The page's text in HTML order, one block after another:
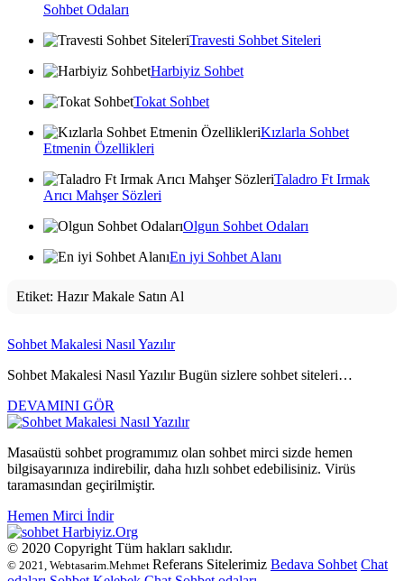
Sohbet Odaları
Travesti Sohbet Siteleri
Harbiyiz Sohbet
Tokat Sohbet
Kızlarla Sohbet
Etmenin Özellikleri
Taladro Ft Irmak
Arıcı Mahşer Sözleri
Olgun Sohbet Odaları
En iyi Sohbet Alanı
Etiket: Hazır Makale Satın Al
Sohbet Makalesi Nasıl Yazılır
Sohbet Makalesi Nasıl Yazılır Bugün sizlere sohbet siteleri…
DEVAMINI GÖR
Masaüstü sohbet programımız olan sohbet mirci sizde hemen
bilgisayarınıza indirebilir, daha hızlı sohbet edebilisiniz. Virüs
taramasından geçirilmiştir.
Hemen Mirci İndir
Harbiyiz.Org
© 2020 Copyright Tüm hakları saklıdır.
© 2021, Webtasarim.Mehmet Referans Sitelerimiz Bedava Sohbet Chat